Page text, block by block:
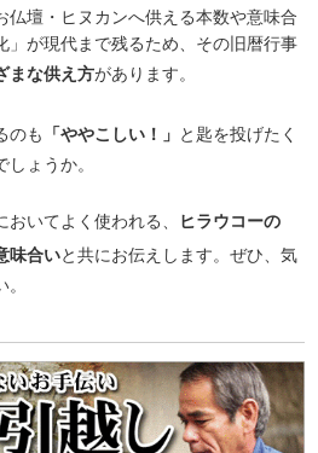
仏壇・ヒヌカンへ供える本数や意味合
」が現代まで残るため、その旧暦行事
まな供え方があります。
のも 「ややこしい！」 と匙を投げたく
ょうか。
いてよく使われる、
ヒラウコーの
味合いと共にお伝えします。ぜひ、気